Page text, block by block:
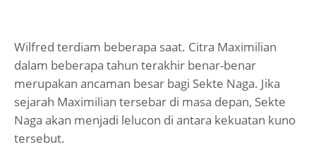
Wilfred terdiam beberapa saat. Citra Maximilian
dalam beberapa tahun terakhir benar-benar
merupakan ancaman besar bagi Sekte Naga. Jika
sejarah Maximilian tersebar di masa depan, Sekte
Naga akan menjadi lelucon di antara kekuatan kuno
tersebut.